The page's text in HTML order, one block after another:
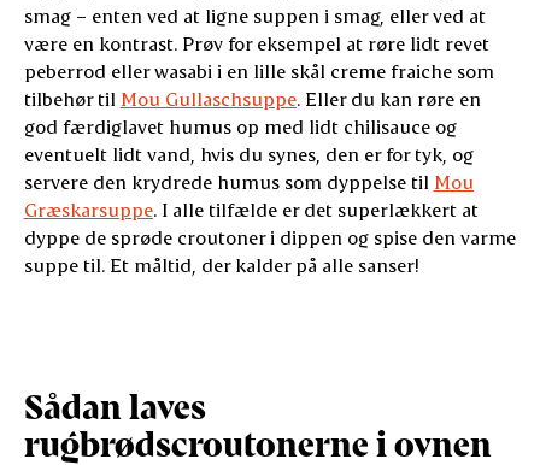
smag – enten ved at ligne suppen i smag, eller ved at
være en kontrast. Prøv for eksempel at røre lidt revet
peberrod eller wasabi i en lille skål creme fraiche som
tilbehør til Mou Gullaschsuppe. Eller du kan røre en
god færdiglavet humus op med lidt chilisauce og
eventuelt lidt vand, hvis du synes, den er for tyk, og
servere den krydrede humus som dyppelse til Mou
Græskarsuppe. I alle tilfælde er det superlækkert at
dyppe de sprøde croutoner i dippen og spise den varme
suppe til. Et måltid, der kalder på alle sanser!
Sådan laves
rugbrødscroutonerne i ovnen